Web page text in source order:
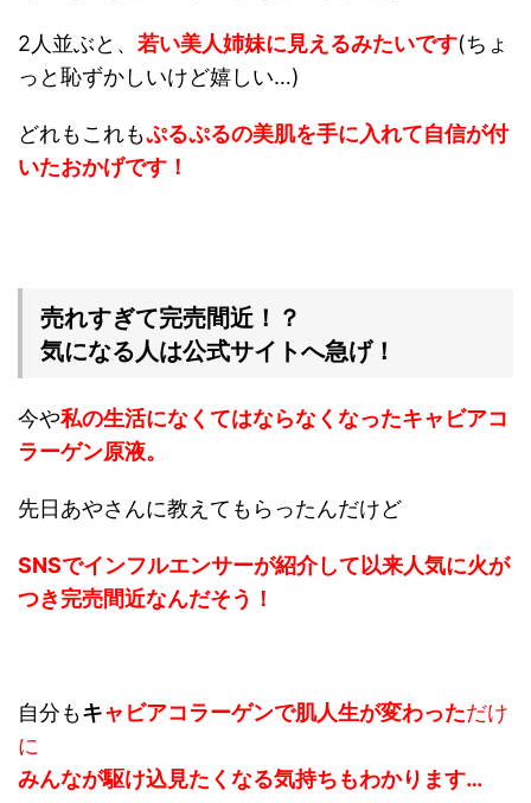
2人並ぶと、 若い美人姉妹に見えるみたいです(ちょ
っと恥ずかしいけど嬉しい…)
どれもこれもぷるぷるの美肌を手に入れて自信が付
いたおかげです！
売れすぎて完売間近！？
気になる人は公式サイトへ急げ！
今や私の生活になくてはならなくなったキャビアコ
ラーゲン原液。
先日あやさんに教えてもらったんだけど
SNSでインフルエンサーが紹介して以来人気に火が
つき完売間近なんだそう！
自分もキャビアコラーゲンで肌人生が変わっただけ
に
みんなが駆け込見たくなる気持ちもわかります…